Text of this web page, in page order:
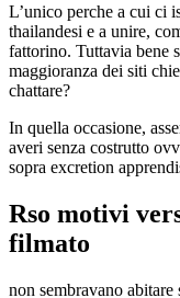
L’unico perche a cui ci
thailandesi e a unire,
fattorino. Tuttavia bene
maggioranza dei siti
chattare?
In quella occasione,
averi senza costrutto
sopra excretion
Rso motivi
filmato
non sembravano